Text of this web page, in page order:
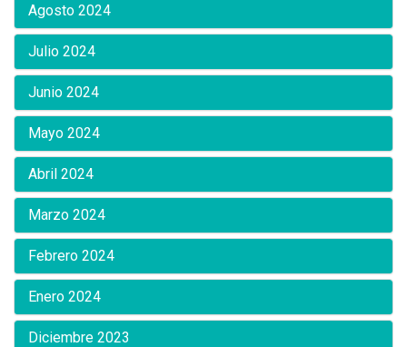
Agosto 2024
Julio 2024
Junio 2024
Mayo 2024
Abril 2024
Marzo 2024
Febrero 2024
Enero 2024
Diciembre 2023